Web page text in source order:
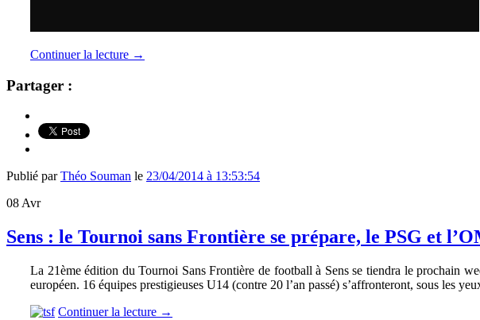
Continuer la lecture →
Partager :
Publié parThéo Souman le 23/04/2014 à 13:53:54
08 Avr
Sens : le Tournoi sans Frontière se prépare, le PSG et
La 21ème édition du Tournoi Sans Frontière de football à Sens se tiendra le prochain
européen. 16 équipes prestigieuses U14 (contre 20 l’an passé) s’affronteront, sous les
Continuer la lecture →